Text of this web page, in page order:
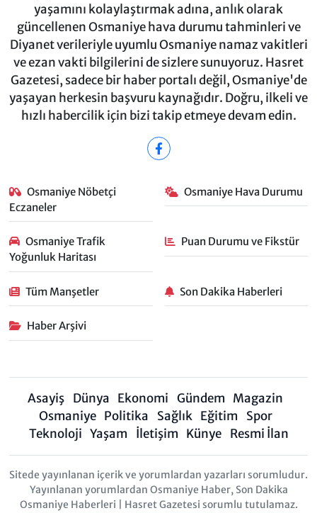
yaşamını kolaylaştırmak adına, anlık olarak
güncellenen Osmaniye hava durumu tahminleri ve
Diyanet verileriyle uyumlu Osmaniye namaz vakitleri
ve ezan vakti bilgilerini de sizlere sunuyoruz. Hasret
Gazetesi, sadece bir haber portalı değil, Osmaniye'de
yaşayan herkesin başvuru kaynağıdır. Doğru, ilkeli ve
hızlı habercilik için bizi takip etmeye devam edin.
Osmaniye Nöbetçi
Eczaneler
Osmaniye Hava Durumu
Osmaniye Trafik
Yoğunluk Haritası
Puan Durumu ve Fikstür
Tüm Manşetler Son Dakika Haberleri
Haber Arşivi
Asayiş Dünya Ekonomi Gündem Magazin
Osmaniye Politika Sağlık Eğitim
Spor
Teknoloji Yaşam İletişim Künye Resmi İlan
Sitede yayınlanan içerik ve yorumlardan yazarları sorumludur.
Yayınlanan yorumlardan Osmaniye Haber, Son Dakika
Osmaniye Haberleri | Hasret Gazetesi sorumlu tutulamaz.